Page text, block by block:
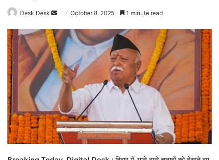
Desk Desk
Send
email
October 8, 2025 1 minute read